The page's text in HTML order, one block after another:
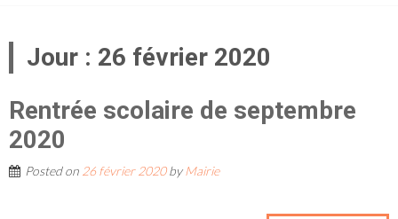
Jour : 26 février 2020
Rentrée scolaire de septembre
2020
Posted on 26 février 2020byMairie